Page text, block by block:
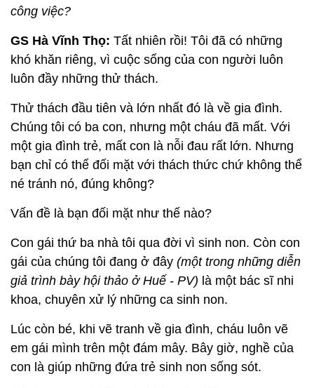
công việc?
GS Hà Vĩnh Thọ: Tất nhiên rồi! Tôi đã có những
khó khăn riêng, vì cuộc sống của con người luôn
luôn đầy những thử thách.
Thử thách đầu tiên và lớn nhất đó là về gia đình.
Chúng tôi có ba con, nhưng một cháu đã mất. Với
một gia đình trẻ, mất con là nỗi đau rất lớn. Nhưng
bạn chỉ có thể đối mặt với thách thức chứ không thể
né tránh nó, đúng không?
Vấn đề là bạn đối mặt như thế nào?
Con gái thứ ba nhà tôi qua đời vì sinh non. Còn con
gái của chúng tôi đang ở đây (một trong những diễn
giả trình bày hội thảo ở Huế - PV) là một bác sĩ nhi
khoa, chuyên xử lý những ca sinh non.
Lúc còn bé, khi vẽ tranh về gia đình, cháu luôn vẽ
em gái mình trên một đám mây. Bây giờ, nghề của
con là giúp những đứa trẻ sinh non sống sót.